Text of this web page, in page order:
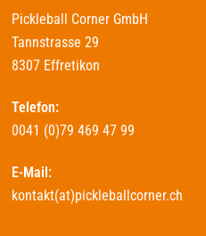
Pickleball Corner GmbH
Tannstrasse 29
8307 Effretikon
Telefon:
0041 (0)79 469 47 99
E-Mail:
kontakt(at)pickleballcorner.ch